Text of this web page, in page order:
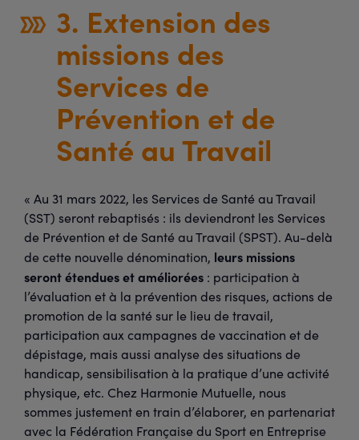
3. Extension des
missions des
Services de
Prévention et de
Santé au Travail
« Au 31 mars 2022, les Services de Santé au Travail
(SST) seront rebaptisés : ils deviendront les Services
de Prévention et de Santé au Travail (SPST). Au-delà
de cette nouvelle dénomination, leurs missions
seront étendues et améliorées : participation à
l’évaluation et à la prévention des risques, actions de
promotion de la santé sur le lieu de travail,
participation aux campagnes de vaccination et de
dépistage, mais aussi analyse des situations de
handicap, sensibilisation à la pratique d’une activité
physique, etc. Chez Harmonie Mutuelle, nous
sommes justement en train d’élaborer, en partenariat
avec la Fédération Française du Sport en Entreprise